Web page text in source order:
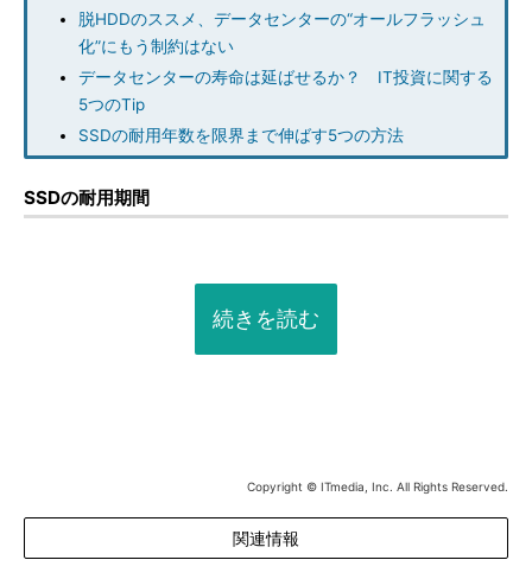
脱HDDのススメ、データセンターの“オールフラッシュ
化”にもう制約はない
データセンターの寿命は延ばせるか？ IT投資に関する
5つのTip
SSDの耐用年数を限界まで伸ばす5つの方法
SSDの耐用期間
続きを読む
Copyright © ITmedia, Inc. All Rights Reserved.
関連情報